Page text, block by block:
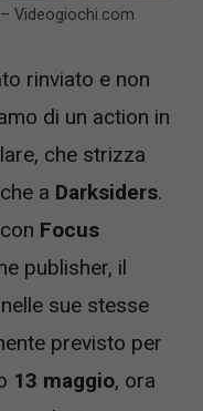
Videogiochi.com
rinviato e non
di un action in
che strizza
a Darksiders.
Focus
publisher, il
sue stesse
previsto per
13 maggio, ora